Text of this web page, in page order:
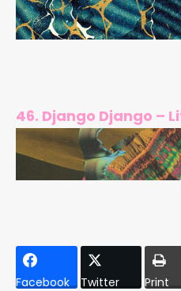
46. Django Django –
Facebook Twitter Print